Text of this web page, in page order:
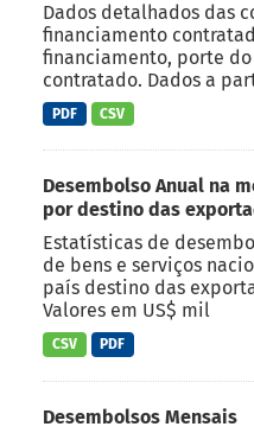
Dados detalhados das
financiamento
financiamento, porte
contratado. Dados a
PDF CSV
Desembolso Anual na
por destino das
Estatísticas de
de bens e serviços
país destino das
Valores em US$ mil
CSV PDF
Desembolsos Mensais